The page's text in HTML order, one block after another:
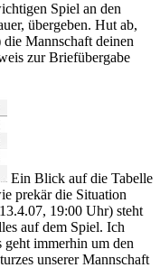
Spiel an den
übergeben. Hut ab,
Mannschaft deinen
zur Briefübergabe
Ein Blick auf die Tabelle
prekär die Situation
19:00 Uhr) steht
auf dem Spiel. Ich
immerhin um den
unserer Mannschaft